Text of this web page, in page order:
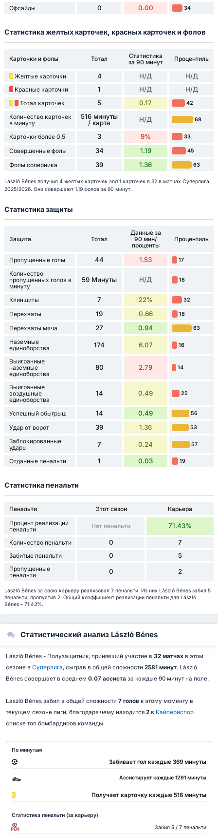
Офсайды 0 0.00 34
Статистика желтых карточек, красных карточек и фолов
Карточки и фолы Тотал
Статистика
за 90 минут
Процентиль
Желтые карточки 4 Н/Д Н/Д
Красные карточки 1 Н/Д Н/Д
Тотал карточек 5 0.17 42
Количество карточек
в минуту
516 минуты
/ карта
Н/Д 68
Карточки более 0.5 3 9% 33
Совершенные фолы 34 1.19 45
Фолы соперника 39 1.36 63
László Bénes получил 4 желтых карточек and 1 карточек в 32 в матчах Суперлига
2025/2026. Они совершают 1.19 фолов за 90 минут.
Статистика защиты
Защита Тотал
Данные за
90 мин/
проценты
Процентиль
Пропущенные голы 44 1.53 17
Количество
пропущенных голов в
минуту
59 Минуты Н/Д 18
Клиншиты 7 22% 32
Перехваты 19 0.66 18
Перехваты мяча 27 0.94 63
Наземные
единоборства
174 6.07 16
Выигранные
наземные
единоборства
80 2.79 14
Выигранные
воздушные
единоборства
14 0.49 25
Успешный обыгрыш 14 0.49 56
Удар от ворот 39 1.36 53
Заблокированные
удары
7 0.24 57
Отданные пенальти 1 0.03 19
Статистика пенальти
Пенальти Этот сезон
Карьера
Процент реализации
пенальти
Нет пенальти 71.43%
Количество пенальти 0 7
Забитые пенальти 0 5
Пропущенные
пенальти
0 2
László Bénes за свою карьеру реализовал 7 пенальти. Из них László Bénes забил 5
пенальти, пропустив 2. Общий коэффициент реализации пенальти для László
Bénes – 71.43%.
Статистический анализ László Bénes
László Bénes - Полузащитник, принявший участие в 32 матчахв этом
сезоне в Суперлига, сыграв в общей сложности 2581 минут. László
Bénes совершает в среднем 0.07 ассиста за каждые 90 минут на поле.
László Bénes забил в общей сложности 7 головк этому моменту в
текущем сезоне лиги, благодаря чему находится 2в Кайсериспор
списке топ бомбардиров команды.
По минутам
Забивает гол каждые 369 минуты
Ассистирует каждые 1291 минуты
Получает карточку каждые 516 минуты
Статистика пенальти (за карьеру)
PEN Забил 5 / 7 пенальти